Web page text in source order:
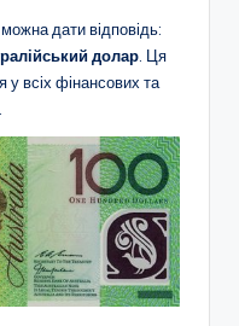
дати відповідь:
долар . Ця
у всіх фінансових та